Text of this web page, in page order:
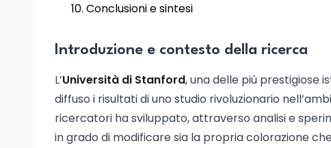
Conclusioni e sintesi
Introduzione e contesto della ricerca
L’Università di Stanford, una delle più prestigiose
diffuso i risultati di uno studio rivoluzionario
ricercatori ha sviluppato, attraverso analisi e
in grado di modificare sia la propria colorazione